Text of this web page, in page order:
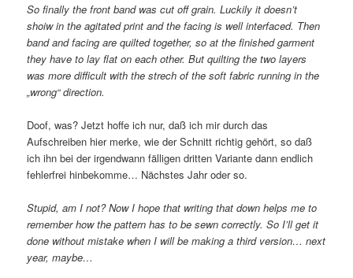
So finally the front band was cut off grain. Luckily it doesn’t
shoiw in the agitated print and the facing is well interfaced. Then
band and facing are quilted together, so at the finished garment
they have to lay flat on each other. But quilting the two layers
was more difficult with the strech of the soft fabric running in the
„wrong“ direction.
Doof, was? Jetzt hoffe ich nur, daß ich mir durch das
Aufschreiben hier merke, wie der Schnitt richtig gehört, so daß
ich ihn bei der irgendwann fälligen dritten Variante dann endlich
fehlerfrei hinbekomme… Nächstes Jahr oder so.
Stupid, am I not? Now I hope that writing that down helps me to
remember how the pattern has to be sewn correctly. So I’ll get it
done without mistake when I will be making a third version… next
year, maybe…